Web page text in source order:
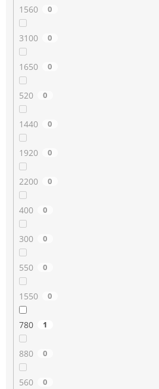
1560 0
3100 0
1650 0
520 0
1440 0
1920 0
2200 0
400 0
300 0
550 0
1550 0
780 1
880 0
560 0